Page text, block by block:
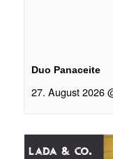
Duo Panaceite
27. August 2026